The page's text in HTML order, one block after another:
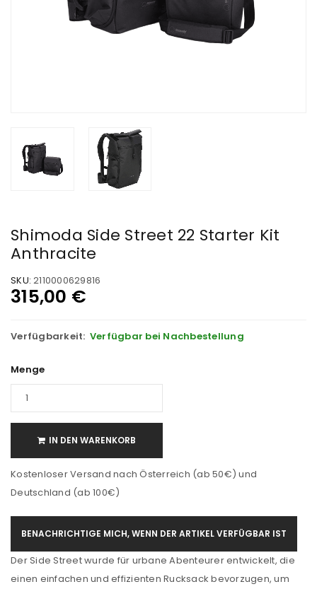
Shimoda Side Street 22 Starter Kit
Anthracite
SKU: 2110000629816
315,00 €
Verfügbarkeit: Verfügbar bei Nachbestellung
Menge
IN DEN WARENKORB
Kostenloser Versand nach Österreich (ab 50€) und
Deutschland (ab 100€)
BENACHRICHTIGE MICH, WENN DER ARTIKEL VERFÜGBAR IST
Der Side Street wurde für urbane Abenteurer entwickelt, die
einen einfachen und effizienten Rucksack bevorzugen, um